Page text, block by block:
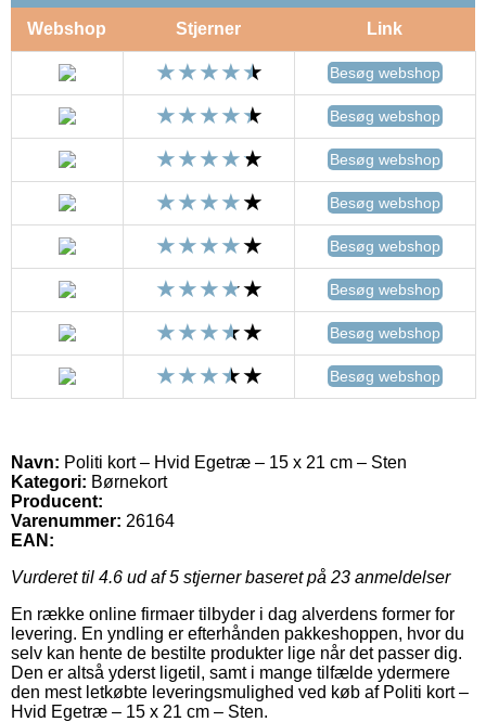
Webshop Stjerner Link
Besøg webshop
Besøg webshop
Besøg webshop
Besøg webshop
Besøg webshop
Besøg webshop
Besøg webshop
Besøg webshop
Navn: Politi kort – Hvid Egetræ – 15 x 21 cm – Sten
Kategori: Børnekort
Producent:
Varenummer: 26164
EAN:
Vurderet til 4.6 ud af 5 stjerner baseret på 23 anmeldelser
En række online firmaer tilbyder i dag alverdens former for
levering. En yndling er efterhånden pakkeshoppen, hvor du
selv kan hente de bestilte produkter lige når det passer dig.
Den er altså yderst ligetil, samt i mange tilfælde ydermere
den mest letkøbte leveringsmulighed ved køb af Politi kort –
Hvid Egetræ – 15 x 21 cm – Sten.